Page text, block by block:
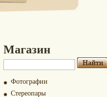
Магазин
Фотографии
Стереопары